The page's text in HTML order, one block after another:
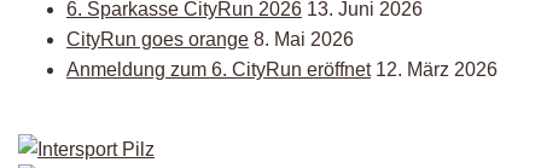
6. Sparkasse CityRun 2026 13. Juni 2026
CityRun goes orange 8. Mai 2026
Anmeldung zum 6. CityRun eröffnet 12. März 2026